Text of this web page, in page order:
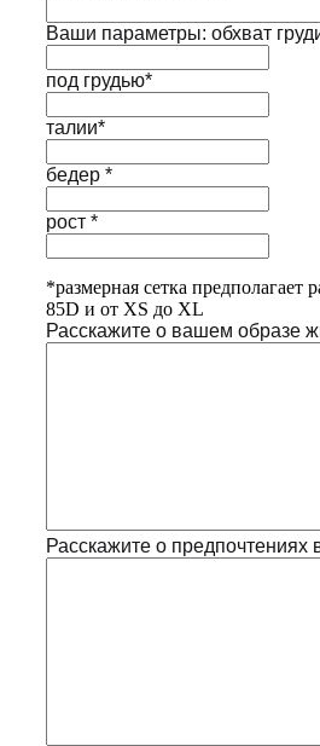
Ваши параметры: обхват
под грудью*
талии*
бедер *
рост *
*размерная сетка предполагает
85D и от XS до XL
Расскажите о вашем образе
Расскажите о предпочтениях